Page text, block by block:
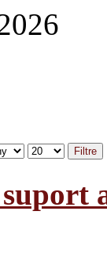
Filtre